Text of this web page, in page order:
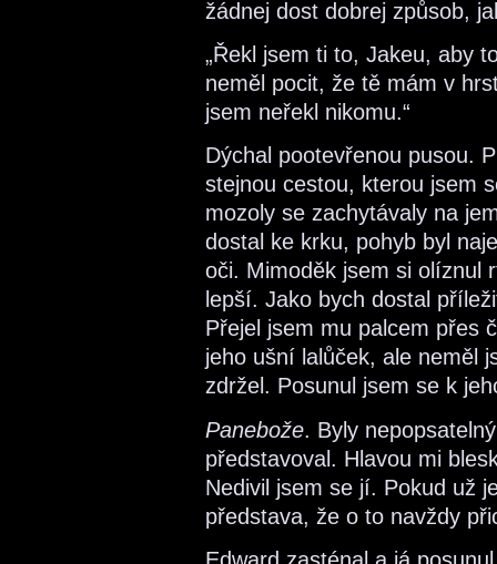
žádnej dost dobrej způsob,
„Řekl jsem ti to, Jakeu, aby
neměl pocit, že tě mám v
jsem neřekl nikomu.“
Dýchal pootevřenou pusou.
stejnou cestou, kterou jsem
mozoly se zachytávaly na
dostal ke krku, pohyb byl
oči. Mimoděk jsem si olíznul
lepší. Jako bych dostal
Přejel jsem mu palcem přes
jeho ušní lalůček, ale neměl
zdržel. Posunul jsem se k
Panebože. Byly
představoval. Hlavou mi
Nedivil jsem se jí. Pokud už
představa, že o to navždy